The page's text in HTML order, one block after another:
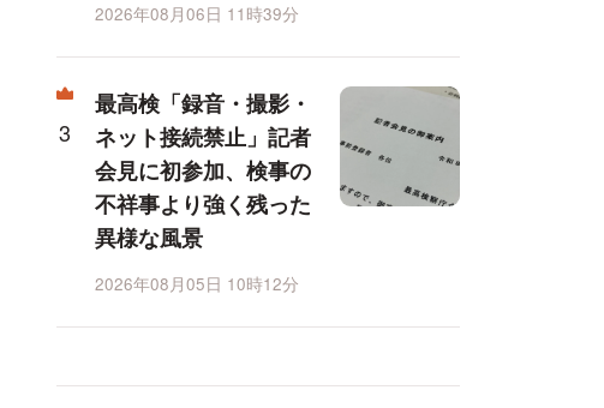
2026年08月06日 11時39分
最高検「録音・撮影・
ネット接続禁止」記者
会見に初参加、検事の
不祥事より強く残った
異様な風景
2026年08月05日 10時12分